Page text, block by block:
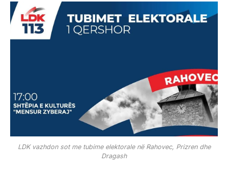
LDK vazhdon sot me tubime elektorale në Rahovec, Prizren dhe
Dragash